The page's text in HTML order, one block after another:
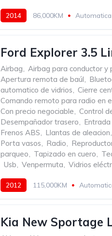
2014 86,000KM Automatica
Ford Explorer 3.5
Airbag, Airbag para conductor y
Apertura remota de baúl,
automatico de vidrios, Cierre
Comando remoto para radio en
Con precio negociable, Control
Desempañador trasero,
Frenos ABS, Llantas de aleacion,
Porta vasos, Radio,
parqueo, Tapizado en cuero,
Usb, Venpermuta, Vidrios
2012 115,000KM
Kia New Sportage